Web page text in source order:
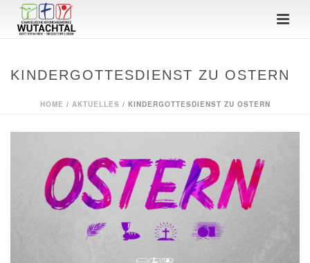
KINDERGOTTESDIENST ZU OSTERN
HOME / AKTUELLES / KINDERGOTTESDIENST ZU OSTERN